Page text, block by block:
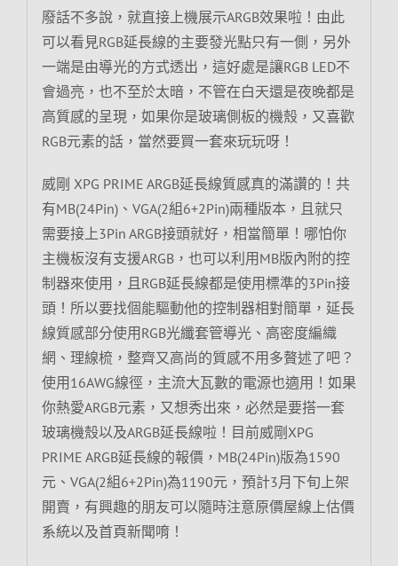
廢話不多說，就直接上機展示ARGB效果啦！由此
可以看見RGB延長線的主要發光點只有一側，另外
一端是由導光的方式透出，這好處是讓RGB LED不
會過亮，也不至於太暗，不管在白天還是夜晚都是
高質感的呈現，如果你是玻璃側板的機殼，又喜歡
RGB元素的話，當然要買一套來玩玩呀！
威剛 XPG PRIME ARGB延長線質感真的滿讚的！共
有MB(24Pin)、VGA(2組6+2Pin)兩種版本，且就只
需要接上3Pin ARGB接頭就好，相當簡單！哪怕你
主機板沒有支援ARGB，也可以利用MB版內附的控
制器來使用，且RGB延長線都是使用標準的3Pin接
頭！所以要找個能驅動他的控制器相對簡單，延長
線質感部分使用RGB光纖套管導光、高密度編織
網、理線梳，整齊又高尚的質感不用多贅述了吧？
使用16AWG線徑，主流大瓦數的電源也適用！如果
你熱愛ARGB元素，又想秀出來，必然是要搭一套
玻璃機殼以及ARGB延長線啦！目前威剛XPG
PRIME ARGB延長線的報價，MB(24Pin)版為1590
元、VGA(2組6+2Pin)為1190元，預計3月下旬上架
開賣，有興趣的朋友可以隨時注意原價屋線上估價
系統以及首頁新聞唷！